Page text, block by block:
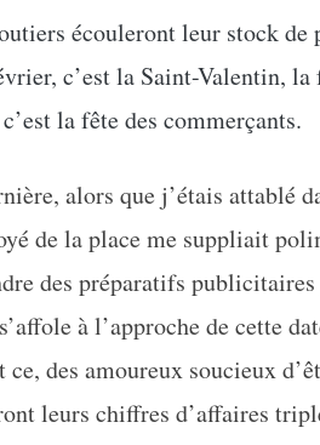
écouleront leur stock
c’est la Saint-Valentin,
la fête des commerçants.
alors que j’étais attablé
de la place me suppliait
des préparatifs
à l’approche de cette
des amoureux soucieux
leurs chiffres d’affaires